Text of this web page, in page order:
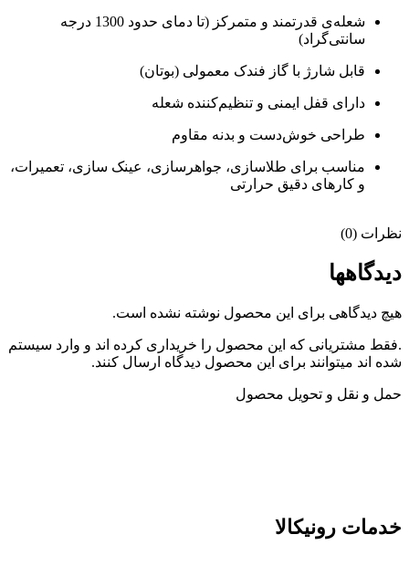
شعله‌ی قدرتمند و متمرکز (تا دمای حدود 1300 درجه
سانتی‌گراد)
قابل شارژ با گاز فندک معمولی (بوتان)
دارای قفل ایمنی و تنظیم‌کننده شعله
طراحی خوش‌دست و بدنه مقاوم
مناسب برای طلاسازی، جواهرسازی، عینک سازی، تعمیرات،
و کارهای دقیق حرارتی
نظرات (0)
دیدگاهها
هیچ دیدگاهی برای این محصول نوشته نشده است.
.فقط مشتریانی که این محصول را خریداری کرده اند و وارد سیستم
شده اند میتوانند برای این محصول دیدگاه ارسال کنند.
حمل و نقل و تحویل محصول
خدمات رونیکالا